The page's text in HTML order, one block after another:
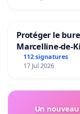
Protéger le
Marcelline-de-
112 signatures
17 Jul 2026
Un